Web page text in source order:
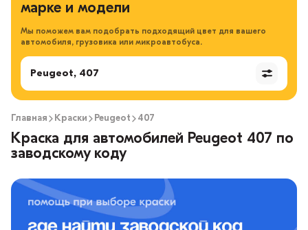
марке и модели
Мы поможем вам подобрать подходящий цвет для вашего
автомобиля, грузовика или микроавтобуса.
Peugeot, 407
Главная Краски Peugeot 407
Краска для автомобилей Peugeot 407 по
заводскому коду